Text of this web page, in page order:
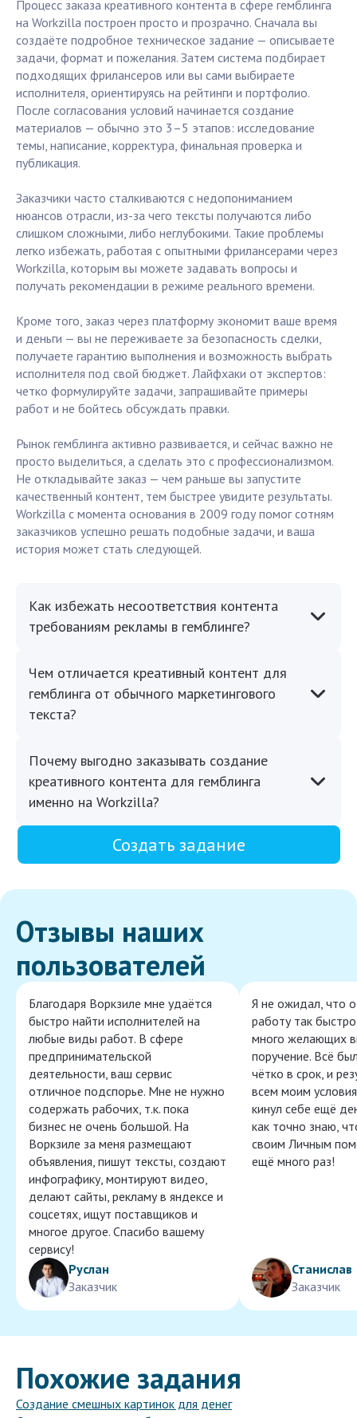
Процесс заказа креативного контента в сфере гемблинга
на Workzilla построен просто и прозрачно. Сначала вы
создаёте подробное техническое задание — описываете
задачи, формат и пожелания. Затем система подбирает
подходящих фрилансеров или вы сами выбираете
исполнителя, ориентируясь на рейтинги и портфолио.
После согласования условий начинается создание
материалов — обычно это 3–5 этапов: исследование
темы, написание, корректура, финальная проверка и
публикация.
Заказчики часто сталкиваются с недопониманием
нюансов отрасли, из-за чего тексты получаются либо
слишком сложными, либо неглубокими. Такие проблемы
легко избежать, работая с опытными фрилансерами через
Workzilla, которым вы можете задавать вопросы и
получать рекомендации в режиме реального времени.
Кроме того, заказ через платформу экономит ваше время
и деньги — вы не переживаете за безопасность сделки,
получаете гарантию выполнения и возможность выбрать
исполнителя под свой бюджет. Лайфхаки от экспертов:
четко формулируйте задачи, запрашивайте примеры
работ и не бойтесь обсуждать правки.
Рынок гемблинга активно развивается, и сейчас важно не
просто выделиться, а сделать это с профессионализмом.
Не откладывайте заказ — чем раньше вы запустите
качественный контент, тем быстрее увидите результаты.
Workzilla с момента основания в 2009 году помог сотням
заказчиков успешно решать подобные задачи, и ваша
история может стать следующей.
Как избежать несоответствия контента
требованиям рекламы в гемблинге?
Чем отличается креативный контент для
гемблинга от обычного маркетингового
текста?
Почему выгодно заказывать создание
креативного контента для гемблинга
именно на Workzilla?
Создать задание
Отзывы наших
пользователей
Благодаря Воркзиле мне удаётся
быстро найти исполнителей на
любые виды работ. В сфере
предпринимательской
деятельности, ваш сервис
отличное подспорье. Мне не нужно
содержать рабочих, т.к. пока
бизнес не очень большой. На
Воркзиле за меня размещают
объявления, пишут тексты, создают
инфографику, монтируют видео,
делают сайты, рекламу в яндексе и
соцсетях, ищут поставщиков и
многое другое. Спасибо вашему
сервису!
Руслан
Заказчик
Я не ожидал, что
работу так
много желающих
поручение. Всё
чётко в срок, и
всем моим
кинул себе ещё
как точно знаю,
своим Личным
ещё много раз!
Станислав
Заказчик
Похожие задания
Создание смешных картинок для денег